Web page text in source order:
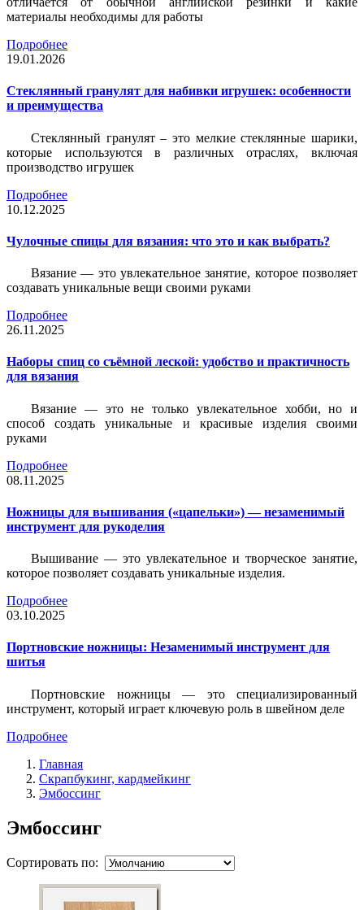
материалы необходимы для работы
Подробнее
19.01.2026
Стеклянный гранулят для набивки игрушек: особенности
и преимущества
Стеклянный гранулят – это мелкие стеклянные шарики,
которые используются в различных отраслях, включая
производство игрушек
Подробнее
10.12.2025
Чулочные спицы для вязания: что это и как выбрать?
Вязание — это увлекательное занятие, которое позволяет
создавать уникальные вещи своими руками
Подробнее
26.11.2025
Наборы спиц со съёмной леской: удобство и практичность
для вязания
Вязание — это не только увлекательное хобби, но и
способ создать уникальные и красивые изделия своими
руками
Подробнее
08.11.2025
Ножницы для вышивания («цапельки») — незаменимый
инструмент для рукоделия
Вышивание — это увлекательное и творческое занятие,
которое позволяет создавать уникальные изделия.
Подробнее
03.10.2025
Портновские ножницы: Незаменимый инструмент для
шитья
Портновские ножницы — это специализированный
инструмент, который играет ключевую роль в швейном деле
Подробнее
Главная
Скрапбукинг, кардмейкинг
Эмбоссинг
Эмбоссинг
Сортировать по: